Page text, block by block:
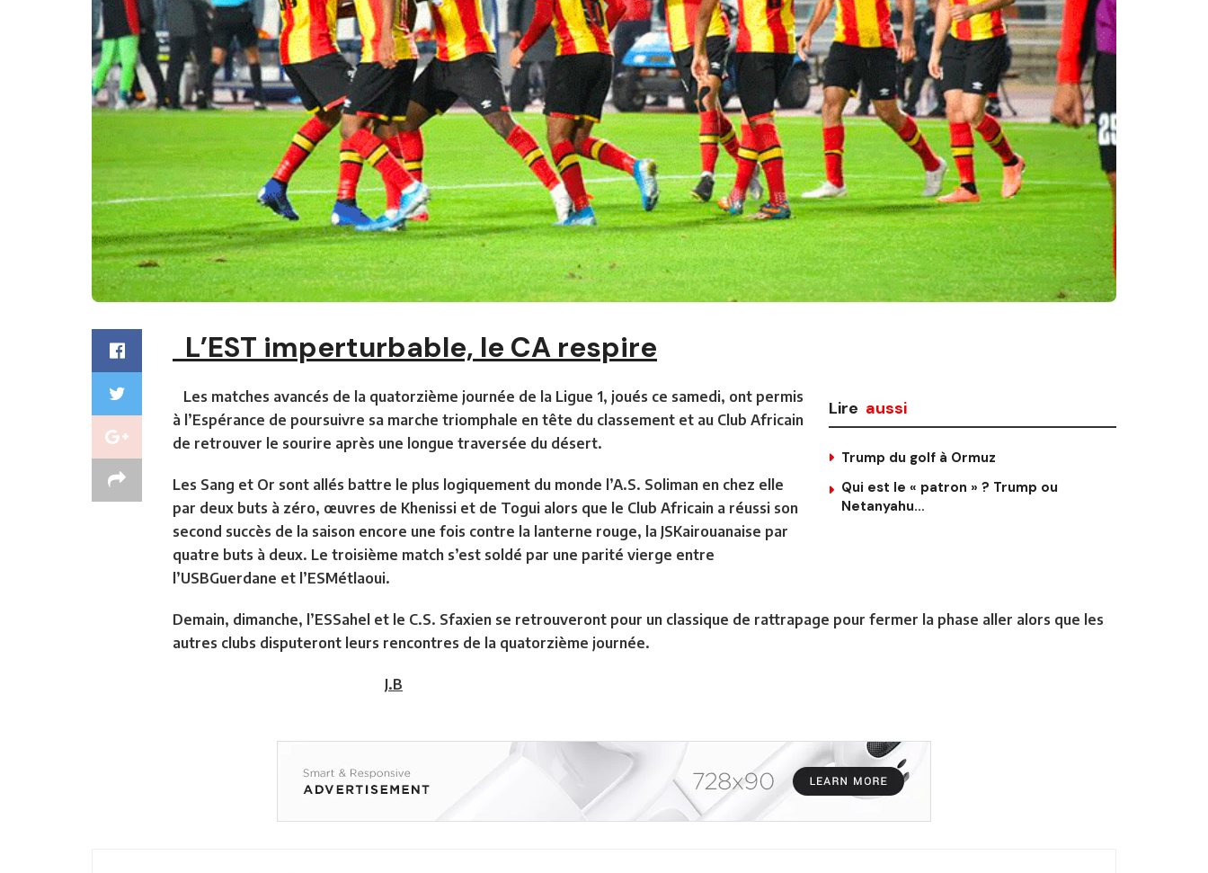
L’EST imperturbable, le CA respire
Lire aussi
Trump du golf à Ormuz
Qui est le « patron » ? Trump ou
Netanyahu…
Les matches avancés de la quatorzième journée de la Ligue 1, joués ce samedi, ont permis
à l’Espérance de poursuivre sa marche triomphale en tête du classement et au Club Africain
de retrouver le sourire après une longue traversée du désert.
Les Sang et Or sont allés battre le plus logiquement du monde l’A.S. Soliman en chez elle
par deux buts à zéro, œuvres de Khenissi et de Togui alors que le Club Africain a réussi son
second succès de la saison encore une fois contre la lanterne rouge, la JSKairouanaise par
quatre buts à deux. Le troisième match s’est soldé par une parité vierge entre
l’USBGuerdane et l’ESMétlaoui.
Demain, dimanche, l’ESSahel et le C.S. Sfaxien se retrouveront pour un classique de rattrapage pour fermer la phase aller alors que les
autres clubs disputeront leurs rencontres de la quatorzième journée.
J.B